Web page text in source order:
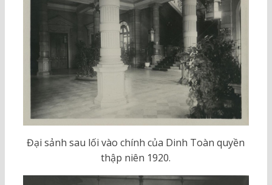
Đại sảnh sau lối vào chính của Dinh Toàn quyền
thập niên 1920.